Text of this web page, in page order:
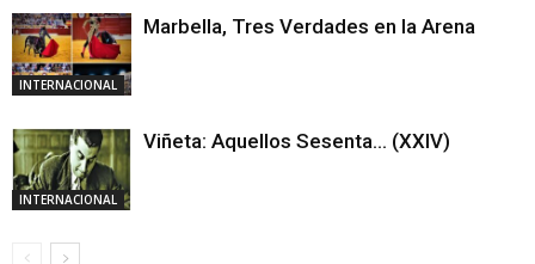
INTERNACIONAL
Marbella, Tres Verdades en la Arena
INTERNACIONAL
Viñeta: Aquellos Sesenta… (XXIV)